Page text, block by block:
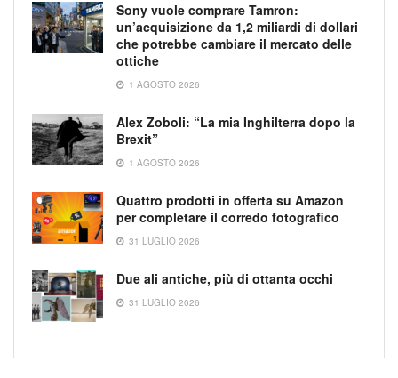
Sony vuole comprare Tamron:
un’acquisizione da 1,2 miliardi di dollari
che potrebbe cambiare il mercato delle
ottiche
1 AGOSTO 2026
Alex Zoboli: “La mia Inghilterra dopo la
Brexit”
1 AGOSTO 2026
Quattro prodotti in offerta su Amazon
per completare il corredo fotografico
31 LUGLIO 2026
Due ali antiche, più di ottanta occhi
31 LUGLIO 2026